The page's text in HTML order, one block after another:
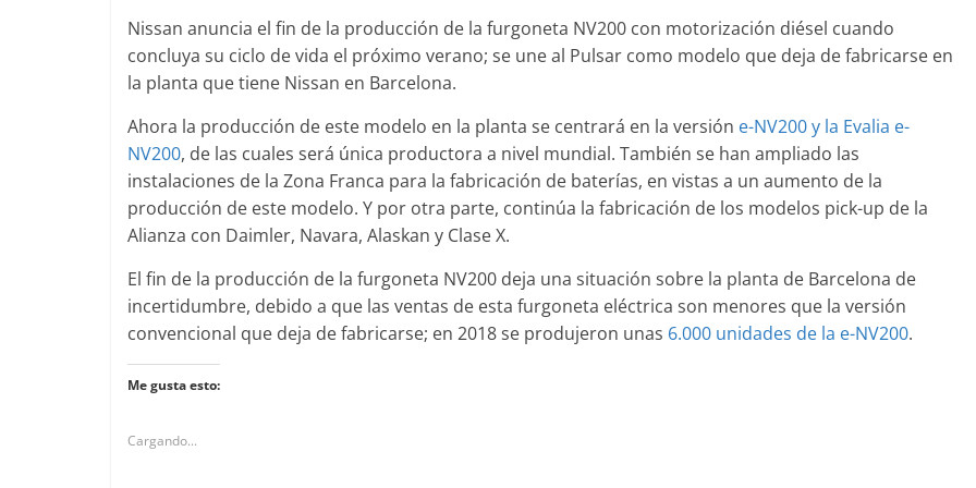
Nissan anuncia el fin de la producción de la furgoneta NV200 con motorización diésel cuando
concluya su ciclo de vida el próximo verano; se une al Pulsar como modelo que deja de fabricarse en
la planta que tiene Nissan en Barcelona.
Ahora la producción de este modelo en la planta se centrará en la versión e-NV200 y la Evalia e-
NV200, de las cuales será única productora a nivel mundial. También se han ampliado las
instalaciones de la Zona Franca para la fabricación de baterías, en vistas a un aumento de la
producción de este modelo. Y por otra parte, continúa la fabricación de los modelos pick-up de la
Alianza con Daimler, Navara, Alaskan y Clase X.
El fin de la producción de la furgoneta NV200 deja una situación sobre la planta de Barcelona de
incertidumbre, debido a que las ventas de esta furgoneta eléctrica son menores que la versión
convencional que deja de fabricarse; en 2018 se produjeron unas 6.000 unidades de la e-NV200.
Me gusta esto:
Cargando...
Coupé W140: 30
uno de los
Benz más caros
mospotter84
Clásicos
Audi RS6: 20 años de
deportividad
25 de julio de 2022 mospotter84 0
BMW Serie 7: lujo desde
1977
28 de junio de 2022 mospotter84
a revisión en
Clase A fabricados
mospotter84
Seguridad Vídeo